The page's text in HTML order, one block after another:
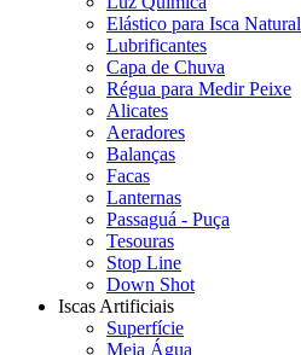
Elástico para Isca Natural
Lubrificantes
Capa de Chuva
Régua para Medir Peixe
Alicates
Aeradores
Balanças
Facas
Lanternas
Passaguá - Puça
Tesouras
Stop Line
Down Shot
Iscas Artificiais
Superfície
Meia Água